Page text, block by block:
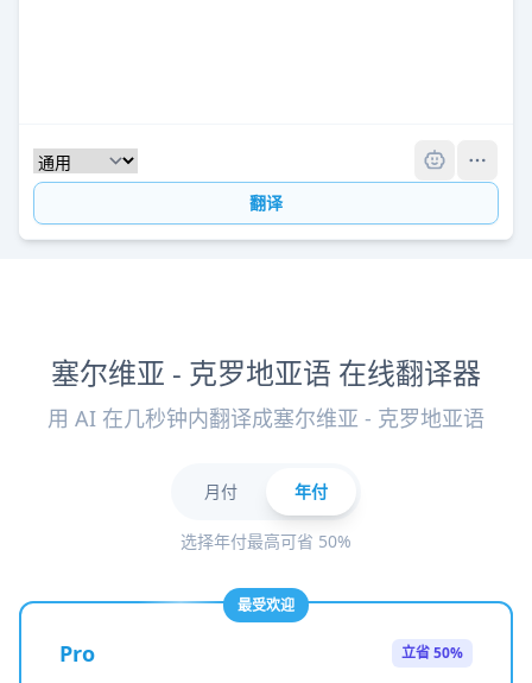
翻译
塞尔维亚 - 克罗地亚语 在线翻译器
用 AI 在几秒钟内翻译成塞尔维亚 - 克罗地亚语
月付 年付
选择年付最高可省 50%
最受欢迎
Pro 立省 50%